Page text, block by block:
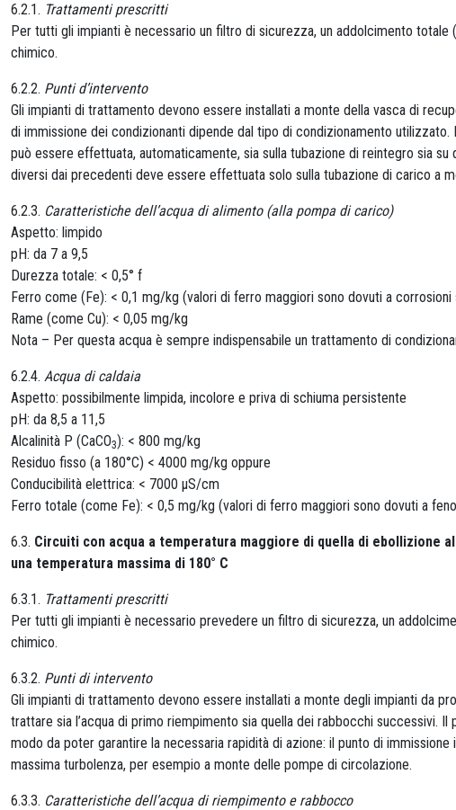
6.2.1. Trattamenti prescritti
Per tutti gli impianti è necessario un filtro di sicurezza, un addolcimento totale
chimico.
6.2.2. Punti d’intervento
Gli impianti di trattamento devono essere installati a monte della vasca di
di immissione dei condizionanti dipende dal tipo di condizionamento
può essere effettuata, automaticamente, sia sulla tubazione di reintegro sia su
diversi dai precedenti deve essere effettuata solo sulla tubazione di carico a
6.2.3. Caratteristiche dell’acqua di alimento (alla pompa di carico)
Aspetto: limpido
pH: da 7 a 9,5
Durezza totale: < 0,5° f
Ferro come (Fe): < 0,1 mg/kg (valori di ferro maggiori sono dovuti a
Rame (come Cu): < 0,05 mg/kg
Nota – Per questa acqua è sempre indispensabile un trattamento di
6.2.4. Acqua di caldaia
Aspetto: possibilmente limpida, incolore e priva di schiuma persistente
pH: da 8,5 a 11,5
Alcalinità P (CaCO3): < 800 mg/kg
Residuo fisso (a 180°C) < 4000 mg/kg oppure
Conducibilità elettrica: < 7000 μS/cm
Ferro totale (come Fe): < 0,5 mg/kg (valori di ferro maggiori sono dovuti a
6.3. Circuiti con acqua a temperatura maggiore di quella di ebollizione
una temperatura massima di 180° C
6.3.1. Trattamenti prescritti
Per tutti gli impianti è necessario prevedere un filtro di sicurezza, un
chimico.
6.3.2. Punti di intervento
Gli impianti di trattamento devono essere installati a monte degli impianti da
trattare sia l’acqua di primo riempimento sia quella dei rabbocchi successivi.
modo da poter garantire la necessaria rapidità di azione: il punto di
massima turbolenza, per esempio a monte delle pompe di circolazione.
6.3.3. Caratteristiche dell’acqua di riempimento e rabbocco